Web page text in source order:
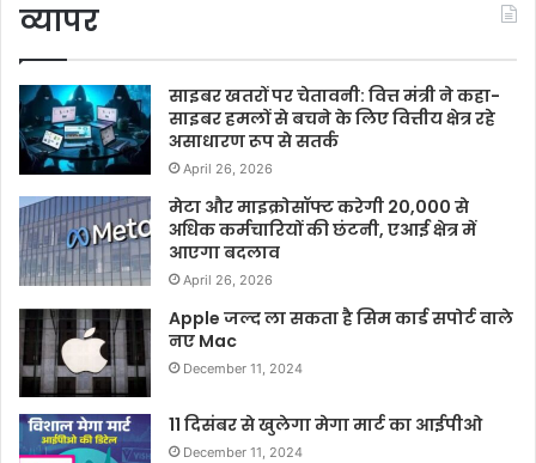
व्यापर
साइबर खतरों पर चेतावनी: वित्त मंत्री ने कहा-
साइबर हमलों से बचने के लिए वित्तीय क्षेत्र रहे
असाधारण रूप से सतर्क
April 26, 2026
मेटा और माइक्रोसॉफ्ट करेगी 20,000 से
अधिक कर्मचारियों की छंटनी, एआई क्षेत्र में
आएगा बदलाव
April 26, 2026
Apple जल्द ला सकता है सिम कार्ड सपोर्ट वाले
नए Mac
December 11, 2024
11 दिसंबर से खुलेगा मेगा मार्ट का आईपीओ
December 11, 2024